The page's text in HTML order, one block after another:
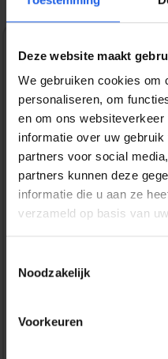
Deze website maakt
We gebruiken cookies om
personaliseren, om
en om ons
informatie over uw
partners voor social
partners kunnen deze
informatie die u aan ze
verzameld op basis van
Noodzakelijk
Voorkeuren
1-2-3 deal
Normale prijs:
€ 39,99
Prijzen incl. BTW en excl.
Bestel nu
Golla